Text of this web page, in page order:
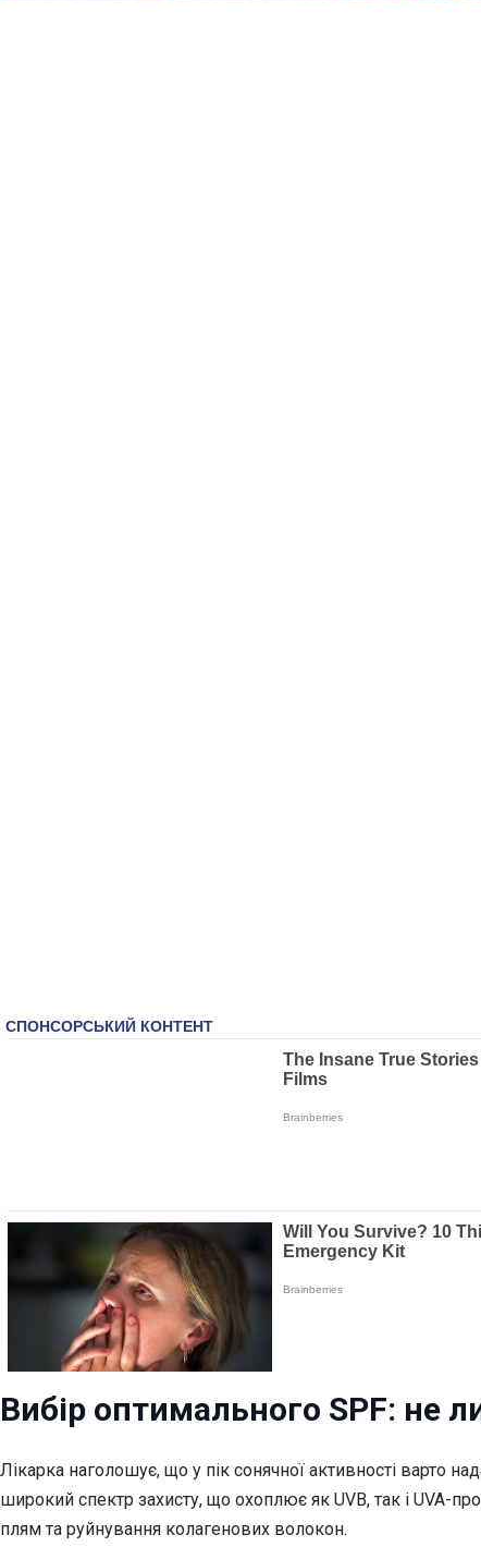
Вибір оптимального SPF: не
Лікарка наголошує, що у пік сонячної активності варто
широкий спектр захисту, що охоплює як UVB, так і UVA-
плям та руйнування колагенових волокон.